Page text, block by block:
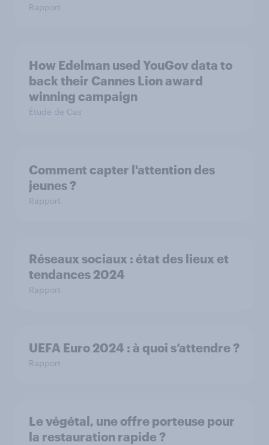
Rapport
How Edelman used YouGov data to
back their Cannes Lion award
winning campaign
Étude de Cas
Comment capter l'attention des
jeunes ?
Rapport
Réseaux sociaux : état des lieux et
tendances 2024
Rapport
UEFA Euro 2024 :​ à quoi s’attendre ?​
Rapport
Le végétal, une offre porteuse pour
la restauration rapide ?